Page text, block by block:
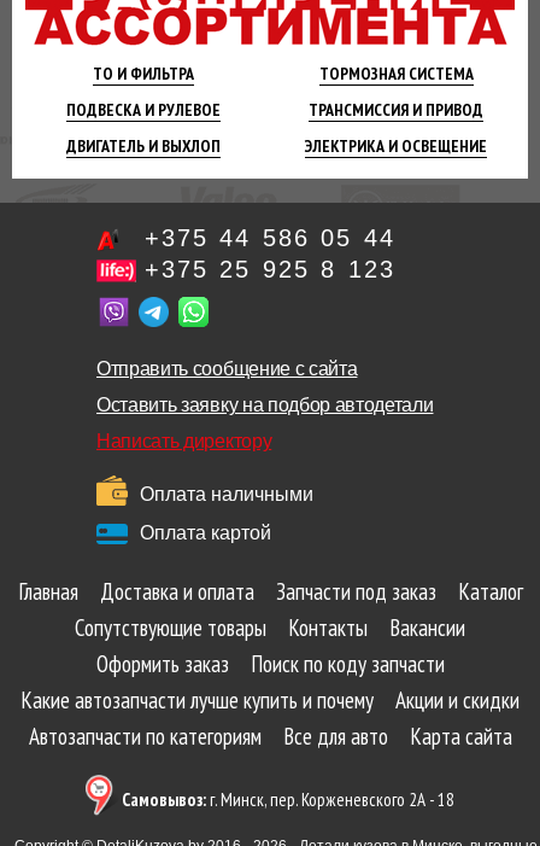
ТО И ФИЛЬТРА ТОРМОЗНАЯСИСТЕМА
ПОДВЕСКА И РУЛЕВОЕ ТРАНСМИССИЯ И ПРИВОД
ДВИГАТЕЛЬ И ВЫХЛОП ЭЛЕКТРИКА И ОСВЕЩЕНИЕ
+375 44 586 05 44
+375 25 925 8 123
Отправить сообщение с сайта
Оставить заявку на подбор автодетали
Написать директору
Оплата наличными
Оплата картой
Главная Доставка и оплата Запчасти под заказ
Каталог
Сопутствующие товары
Контакты
Вакансии
Оформить заказ
Поиск по коду запчасти
Какие автозапчасти лучше купить и почему
Акции и скидки
Автозапчасти по категориям
Все для авто Карта сайта
Самовывоз:г. Минск, пер. Корженевского 2А - 18